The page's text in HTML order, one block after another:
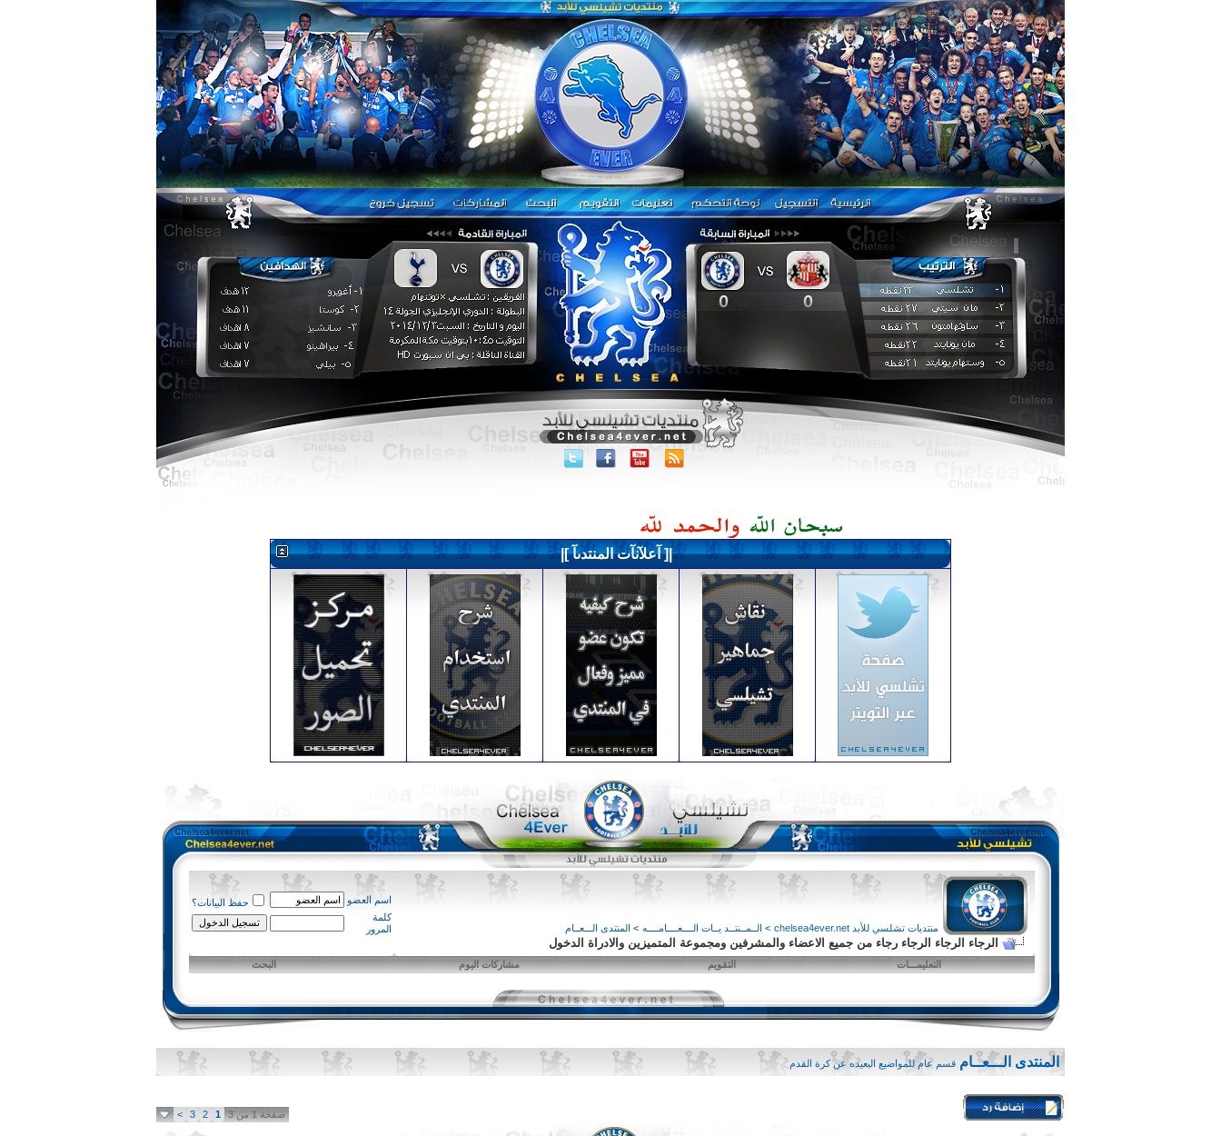
|[ آعلآنآت المنتدىآ ]|
منتديات تشلسي للأبد chelsea4ever.net > الــمــنتــد يــات الــــعــــامــــه > المنتدى الـــعــام
الرجاء الرجاء الرجاء رجاء من جميع الاعضاء والمشرفين ومجموعة المتميزين والادراة الدخول
اسم العضو
حفظ البيانات؟
كلمة
المرور
التعليمـــات التقويم مشاركات اليوم البحث
المنتدى الـــعــام قسم عام للمواضيع البعيده عن كرة القدم
صفحة 1 من 3 1
2
3
>